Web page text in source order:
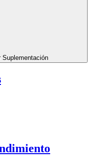
Suplementación